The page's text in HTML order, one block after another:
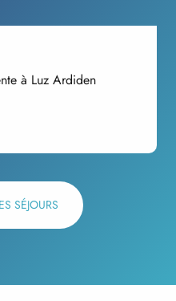
à Luz Ardiden
SÉJOURS